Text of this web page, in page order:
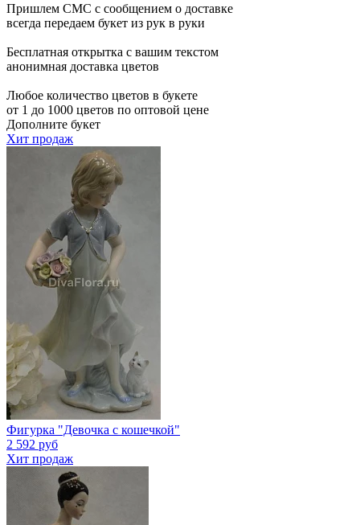
Пришлем СМС с сообщением о доставке
всегда передаем букет из рук в руки
Бесплатная открытка с вашим текстом
анонимная доставка цветов
Любое количество цветов в букете
от 1 до 1000 цветов по оптовой цене
Дополните букет
Хит продаж
Фигурка "Девочка с кошечкой"
2 592 руб
Хит продаж